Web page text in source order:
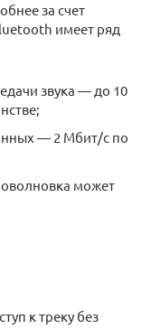
за счет
имеет ряд
звука — до 10
— 2 Мбит/с по
может
к треку без